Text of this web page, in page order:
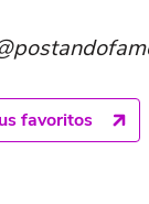
favoritos